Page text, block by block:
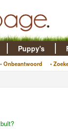
• Onbeantwoord •
Puppy's